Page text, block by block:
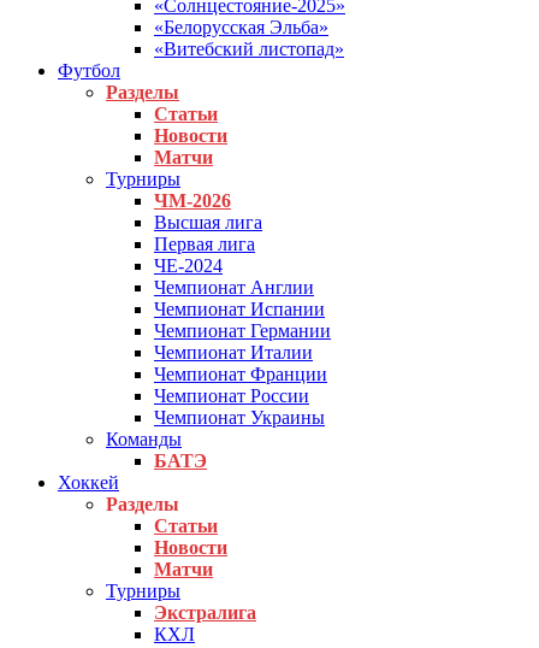
«Солнцестояние-2025»
«Белорусская Эльба»
«Витебский листопад»
Футбол
Разделы
Статьи
Новости
Матчи
Турниры
ЧМ-2026
Высшая лига
Первая лига
ЧЕ-2024
Чемпионат Англии
Чемпионат Испании
Чемпионат Германии
Чемпионат Италии
Чемпионат Франции
Чемпионат России
Чемпионат Украины
Команды
БАТЭ
Хоккей
Разделы
Статьи
Новости
Матчи
Турниры
Экстралига
КХЛ